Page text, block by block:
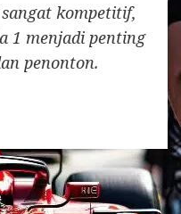
kompetitif,
1 menjadi penting
penonton.